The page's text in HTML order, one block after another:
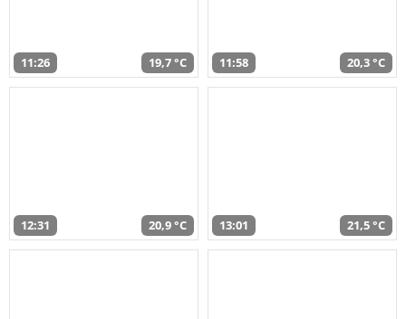
11:26 19,7 °C 11:58 20,3 °C
12:31 20,9 °C 13:01 21,5 °C